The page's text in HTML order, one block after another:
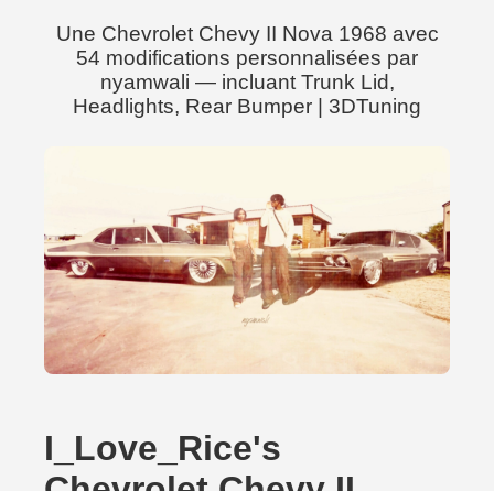
Une Chevrolet Chevy II Nova 1968 avec
54 modifications personnalisées par
nyamwali — incluant Trunk Lid,
Headlights, Rear Bumper | 3DTuning
I_Love_Rice's